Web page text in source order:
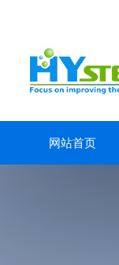
网站首页